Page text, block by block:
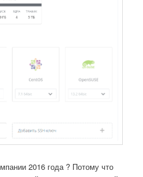
2016 года ? Потому что